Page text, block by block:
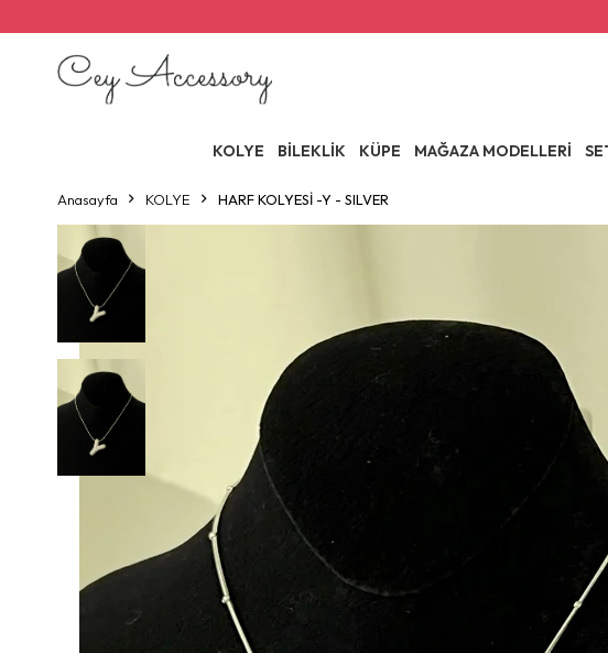
KOLYE BİLEKLİK KÜPE MAĞAZA MODELLERİ
Anasayfa KOLYE HARF KOLYESİ -Y - SILVER